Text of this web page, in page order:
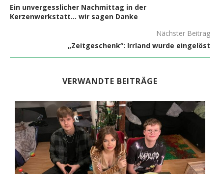
Ein unvergesslicher Nachmittag in der
Kerzenwerkstatt… wir sagen Danke
Nächster Beitrag
„Zeitgeschenk“: Irrland wurde eingelöst
VERWANDTE BEITRÄGE